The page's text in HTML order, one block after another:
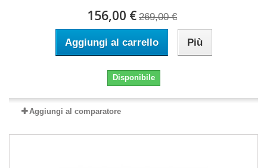
156,00 € 269,00 €
Aggiungi al carrello Più
Disponibile
Aggiungi al comparatore